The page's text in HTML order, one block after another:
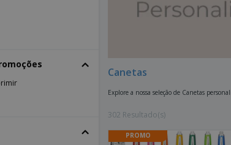
Canetas
Explore a nossa seleção de Canetas
302 Resultado(s)
PROMO